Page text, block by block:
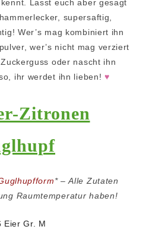
Lasst euch aber gesagt
supersaftig,
Wer’s mag kombiniert ihn
wer’s nicht mag verziert
oder nascht ihn
ihr werdet ihn lieben! ♥
Zitronen
* – Alle Zutaten
Raumtemperatur haben!
Eier Gr. M